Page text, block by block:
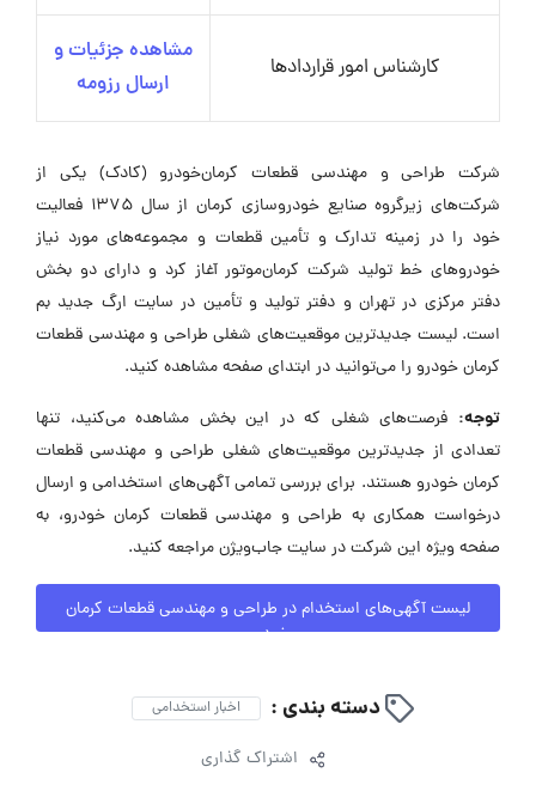
کارشناس امور قراردادها
مشاهده جزئیات و
ارسال رزومه
شرکت طراحی و مهندسی قطعات کرمان‌خودرو (کادک) یکی از
شرکت‌های زیرگروه صنایع خودروسازی کرمان از سال 1375 فعالیت
خود را در زمینه تدارک و تأمین قطعات و مجموعه‌های مورد نیاز
خودروهای خط تولید شرکت کرمان‌موتور آغاز کرد و دارای دو بخش
دفتر مرکزی در تهران و دفتر تولید و تأمین در سایت ارگ جدید بم
است. لیست جدیدترین موقعیت‌های شغلی طراحی و مهندسی قطعات
کرمان خودرو را می‌توانید در ابتدای صفحه مشاهده کنید.
توجه: فرصت‌های شغلی که در این بخش مشاهده می‌کنید، تنها
تعدادی از جدیدترین موقعیت‌های شغلی طراحی و مهندسی قطعات
کرمان خودرو هستند. برای بررسی تمامی آگهی‌های استخدامی و ارسال
درخواست همکاری به طراحی و مهندسی قطعات کرمان خودرو، به
صفحه ویژه این شرکت در سایت جاب‌ویژن مراجعه کنید.
لیست آگهی‌های استخدام در طراحی و مهندسی قطعات کرمان
خودرو
دسته بندی : اخبار استخدامی
اشتراک گذاری